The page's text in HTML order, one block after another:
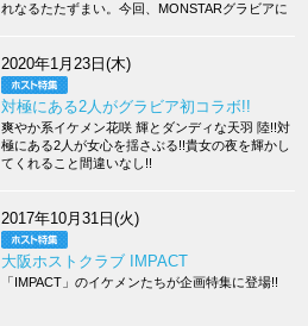
れなるたたずまい。今回、MONSTARグラビアに
タに直で伝わるはずです。
2020年1月23日(木)
対極にある2人がグラビア初コラボ!!
爽やか系イケメン花咲 輝とダンディな天羽 陸!!対
極にある2人が女心を揺さぶる!!貴女の夜を輝かし
てくれること間違いなし!!
2017年10月31日(火)
大阪ホストクラブ IMPACT
「IMPACT」のイケメンたちが企画特集に登場!!